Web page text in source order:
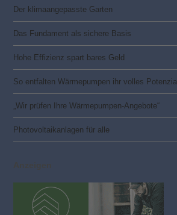
Der klimaangepasste Garten
Das Fundament als sichere Basis
Hohe Effizienz spart bares Geld
So entfalten Wärmepumpen ihr volles Potenzial
„Wir prüfen Ihre Wärmepumpen-Angebote“
Photovoltaik­­anlagen für alle